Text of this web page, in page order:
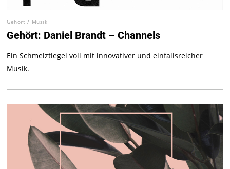
Gehört / Musik
Gehört: Daniel Brandt – Channels
Ein Schmelztiegel voll mit innovativer und einfallsreicher
Musik.